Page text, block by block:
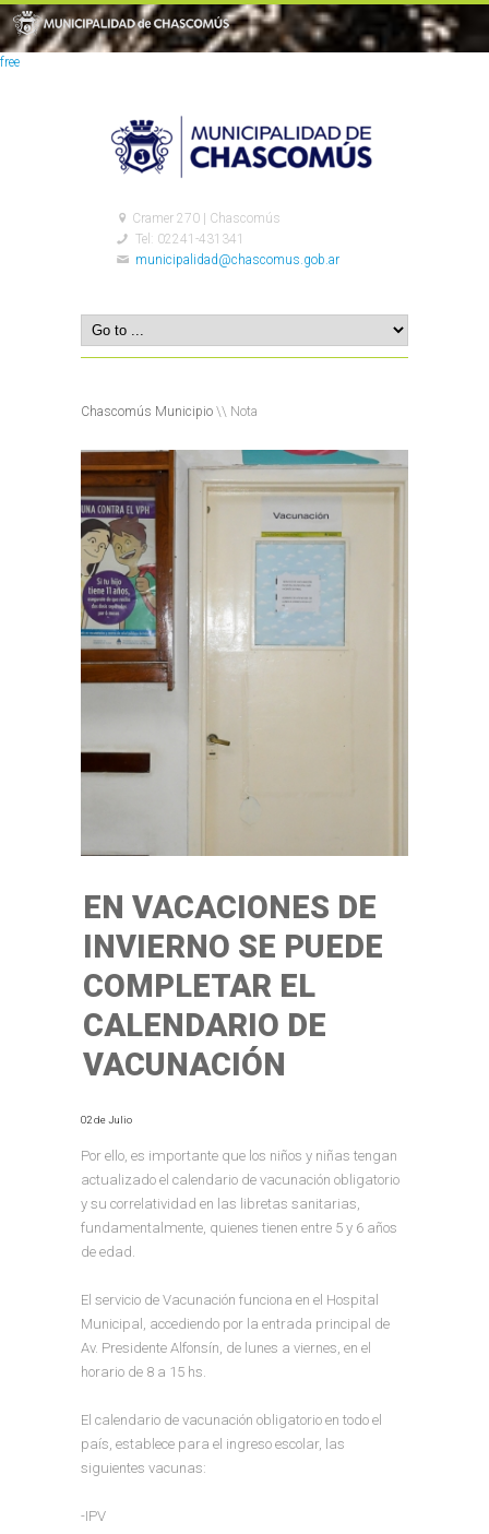
free
Cramer 270 | Chascomús
Tel: 02241-431341
municipalidad@chascomus.gob.ar
Chascomús Municipio \\ Nota
EN VACACIONES DE
INVIERNO SE PUEDE
COMPLETAR EL
CALENDARIO DE
VACUNACIÓN
02 de Julio
Por ello, es importante que los niños y niñas tengan
actualizado el calendario de vacunación obligatorio
y su correlatividad en las libretas sanitarias,
fundamentalmente, quienes tienen entre 5 y 6 años
de edad.
El servicio de Vacunación funciona en el Hospital
Municipal, accediendo por la entrada principal de
Av. Presidente Alfonsín, de lunes a viernes, en el
horario de 8 a 15 hs.
El calendario de vacunación obligatorio en todo el
país, establece para el ingreso escolar, las
siguientes vacunas:
-IPV